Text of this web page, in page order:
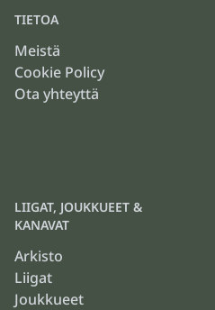
TIETOA
Meistä
Cookie Policy
Ota yhteyttä
LIIGAT, JOUKKUEET &
KANAVAT
Arkisto
Liigat
Joukkueet